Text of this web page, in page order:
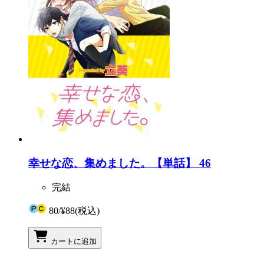
幸せな恋、集めました。【単話】 46
完結
80/¥88(税込)
カートに追加